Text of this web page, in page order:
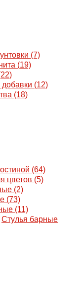
(7)
(19)
(12)
(18)
(64)
цветов (5)
(2)
(73)
(11)
Стулья барные